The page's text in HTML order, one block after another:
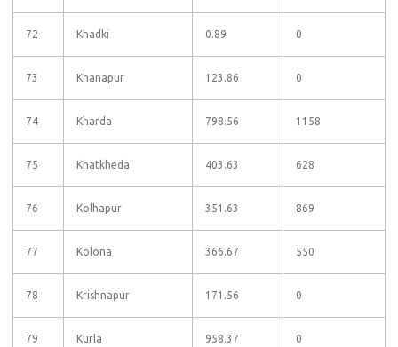
72 Khadki 0.89 0
73 Khanapur 123.86 0
74 Kharda 798.56 1158
75 Khatkheda 403.63 628
76 Kolhapur 351.63 869
77 Kolona 366.67 550
78 Krishnapur 171.56 0
79 Kurla 958.37 0